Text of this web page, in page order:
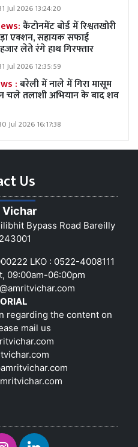
Jul 2026 13:24:20
कैंटोनमेंट बोर्ड में रिश्वतखोरी
एक्शन, सहायक सफाई
लेते रंगे हाथ गिरफ्तार
Jul 2026 12:35:59
:बरेली में नाले में गिरा मासूम
चले तलाशी अभियान के बाद शव
Jul 2026 16:17:38
Us
Vichar
Bypass Road Bareilly
LKO : 0522-4008111
09:00am-06:00pm
regarding the content on
mail us